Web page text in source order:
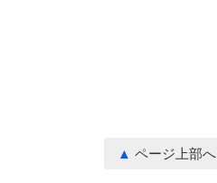
ページ上部へ